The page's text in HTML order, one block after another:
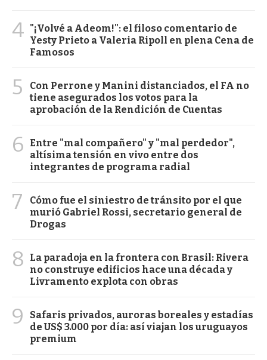
4 "¡Volvé a Adeom!": el filoso comentario de
Yesty Prieto a Valeria Ripoll en plena Cena de
Famosos
5
Con Perrone y Manini distanciados, el FA no
tiene asegurados los votos para la
aprobación de la Rendición de Cuentas
6
Entre "mal compañero" y "mal perdedor",
altísima tensión en vivo entre dos
integrantes de programa radial
7
Cómo fue el siniestro de tránsito por el que
murió Gabriel Rossi, secretario general de
Drogas
8
La paradoja en la frontera con Brasil: Rivera
no construye edificios hace una década y
Livramento explota con obras
9
Safaris privados, auroras boreales y estadías
de US$ 3.000 por día: así viajan los uruguayos
premium